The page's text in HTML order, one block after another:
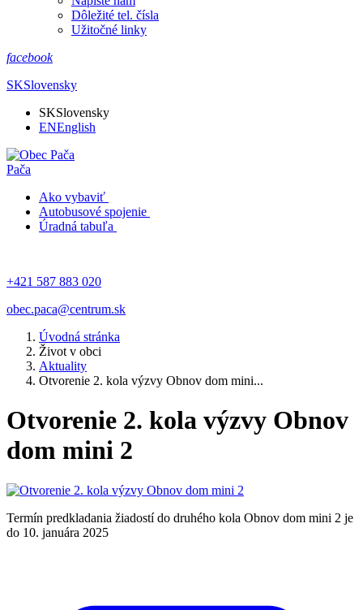
Dôležité tel. čísla
Užitočné linky
facebook
SKSlovensky
SKSlovensky
ENEnglish
Pača
Ako vybaviť
Autobusové spojenie
Úradná tabuľa
+421 587 883 020
obec.paca@centrum.sk
Úvodná stránka
Život v obci
Aktuality
Otvorenie 2. kola výzvy Obnov dom mini...
Otvorenie 2. kola výzvy Obnov
dom mini 2
Termín predkladania žiadostí do druhého kola Obnov dom mini 2 je
do 10. januára 2025